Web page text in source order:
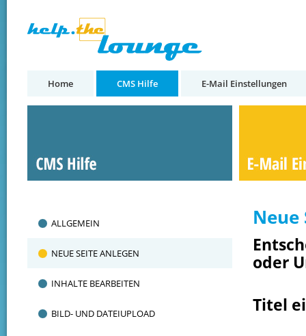
Home CMS Hilfe E-Mail Einstellungen
ALLGEMEIN
NEUE SEITE ANLEGEN
INHALTE BEARBEITEN
BILD- UND DATEIUPLOAD
Neue
oder
Titel